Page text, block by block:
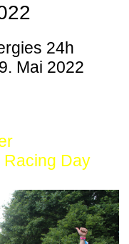
24h
Mai 2022
Racing Day